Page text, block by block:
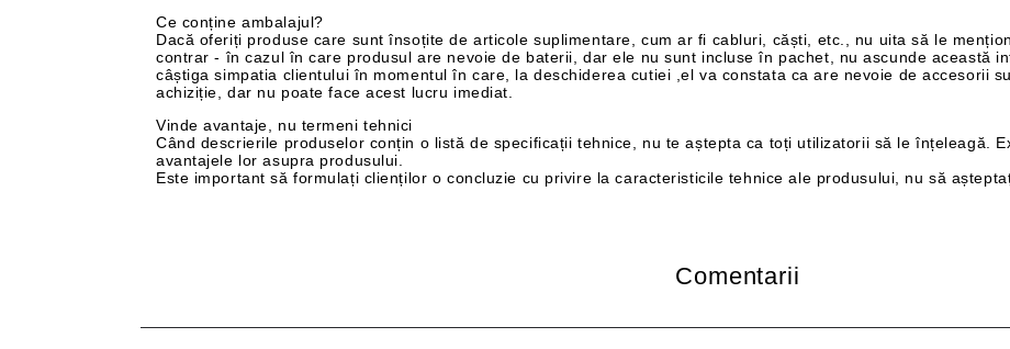
Ce conține ambalajul?
Dacă oferiți produse care sunt însoțite de articole suplimentare, cum ar fi cabluri, căști, etc., nu uita să le
contrar - în cazul în care produsul are nevoie de baterii, dar ele nu sunt incluse în pachet, nu ascunde această
câștiga simpatia clientului în momentul în care, la deschiderea cutiei ,el va constata ca are nevoie de accesorii
achiziție, dar nu poate face acest lucru imediat.
Vinde avantaje, nu termeni tehnici
Când descrierile produselor conțin o listă de specificații tehnice, nu te aștepta ca toți utilizatorii să le înțeleagă.
avantajele lor asupra produsului.
Este important să formulați clienților o concluzie cu privire la caracteristicile tehnice ale produsului, nu să
Comentarii